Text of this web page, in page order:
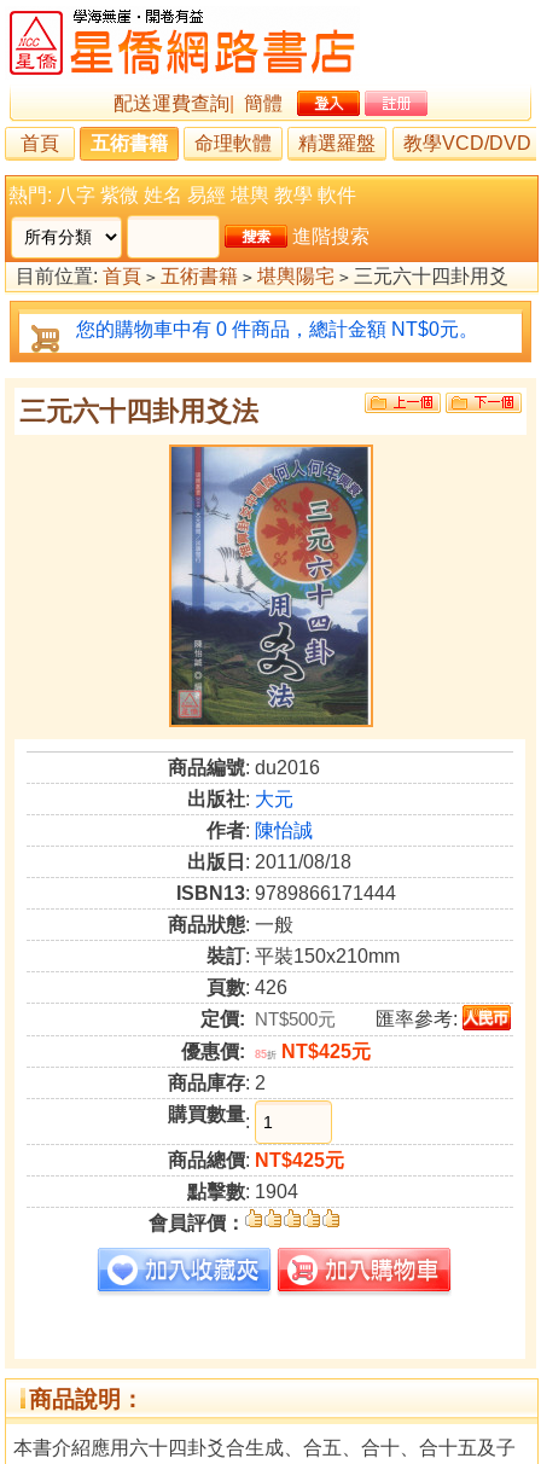
配送運費查詢
簡體
首頁
五術書籍 命理軟體 精選羅盤 教學VCD/DVD
熱門: 八字 紫微 姓名 易經 堪輿 教學 軟件
進階搜索
目前位置: 首頁 > 五術書籍 > 堪輿陽宅 > 三元六十四卦用爻
法
您的購物車中有 0 件商品，總計金額 NT$0元。
三元六十四卦用爻法
商品編號: du2016
出版社: 大元
作者: 陳怡誠
出版日 : 2011/08/18
ISBN13: 9789866171444
商品狀態: 一般
裝訂: 平裝150x210mm
頁數: 426
定價: NT$500元
匯率參考:
優惠價:
85折
NT$425元
商品庫存: 2
購買數量:
商品總價: NT$425元
點擊數: 1904
會員評價：
商品說明：
本書介紹應用六十四卦爻合生成、合五、合十、合十五及子